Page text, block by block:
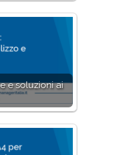
e soluzioni ai